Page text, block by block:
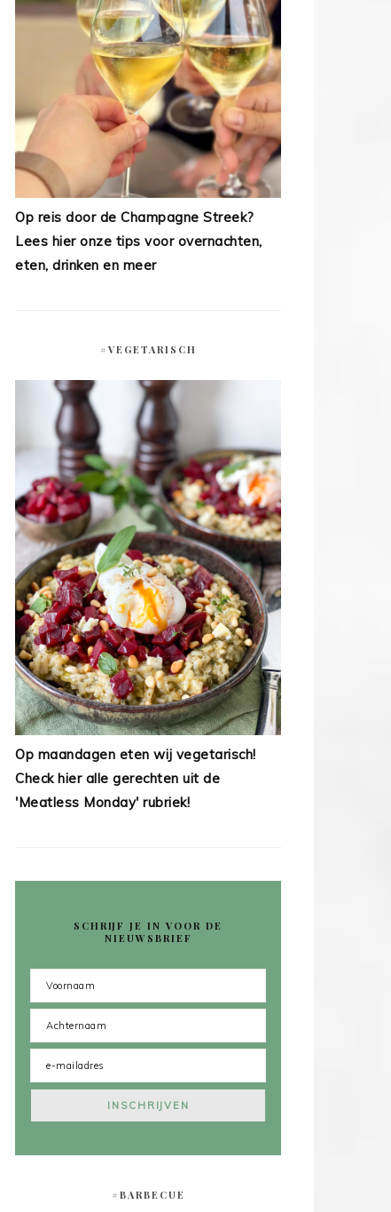
Op reis door de Champagne Streek?
Lees hier onze tips voor overnachten,
eten, drinken en meer
#VEGETARISCH
Op maandagen eten wij vegetarisch!
Check hier alle gerechten uit de
'Meatless Monday' rubriek!
SCHRIJF JE IN VOOR DE
NIEUWSBRIEF
#BARBECUE